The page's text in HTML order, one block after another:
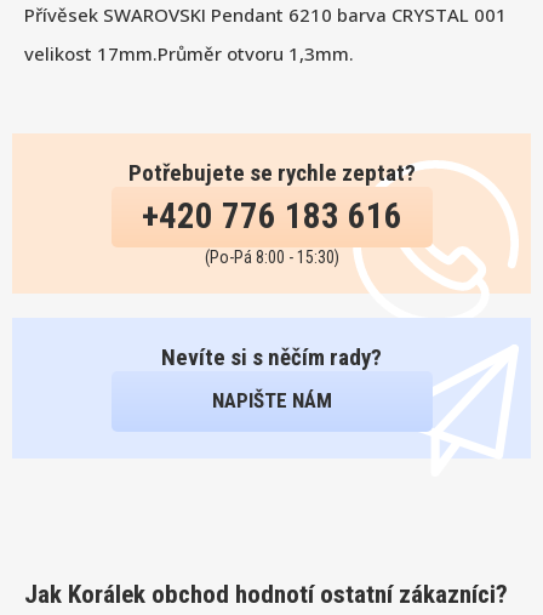
Přívěsek SWAROVSKI Pendant 6210 barva CRYSTAL 001
velikost 17mm.Průměr otvoru 1,3mm.
Potřebujete se rychle zeptat?
+420 776 183 616
(Po-Pá 8:00 - 15:30)
Nevíte si s něčím rady?
NAPIŠTE NÁM
Jak Korálek obchod hodnotí ostatní zákazníci?